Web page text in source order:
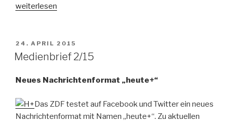
„Das
zeigen“
weiterlesen
VERÖFFENTLICHT
AM
24. APRIL 2015
Medienbrief 2/15
Neues Nachrichtenformat „heute+“
Das ZDF testet auf Facebook und Twitter ein neues
Nachrichtenformat mit Namen „heute+“. Zu aktuellen